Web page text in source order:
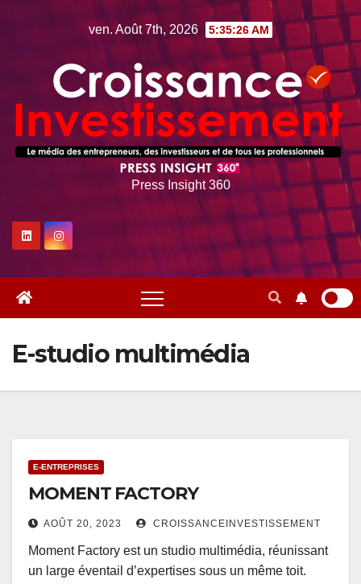
ven. Août 7th, 2026 5:35:27 AM
Press Insight 360
E-studio multimédia
E-ENTREPRISES
MOMENT FACTORY
AOÛT 20, 2023 CROISSANCEINVESTISSEMENT
Moment Factory est un studio multimédia, réunissant
un large éventail d’expertises sous un même toit.